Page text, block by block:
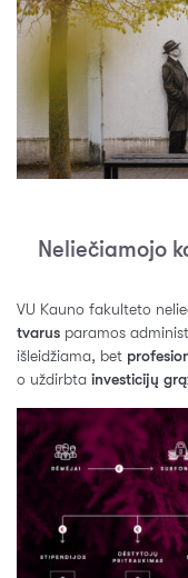
Neliečiamojo
VU Kauno fakulteto
tvarus paramos
išleidžiama, bet
o uždirbta investicijų